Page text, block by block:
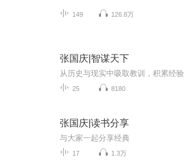
149 126.8万
张国庆|智谋天下
从历史与现实中吸取教训，积累经验
25 8180
张国庆|读书分享
与大家一起分享经典
17 1.3万